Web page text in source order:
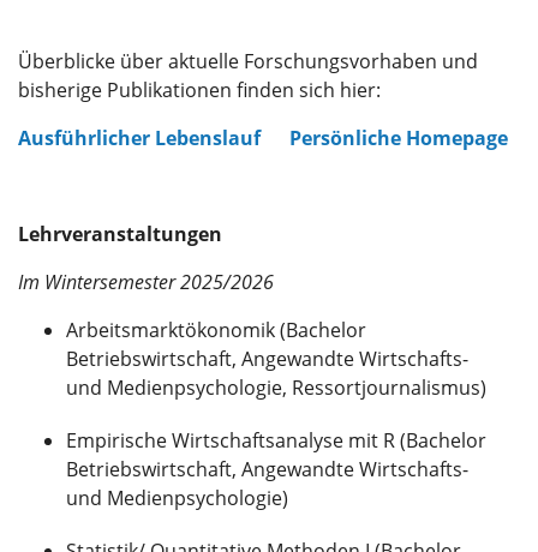
Überblicke über aktuelle Forschungsvorhaben und
bisherige Publikationen finden sich hier:
Ausführlicher Lebenslauf
Persönliche Homepage
Lehrveranstaltungen
Im Wintersemester 2025/2026
Arbeitsmarktökonomik (Bachelor
Betriebswirtschaft, Angewandte Wirtschafts-
und Medienpsychologie, Ressortjournalismus)
Empirische Wirtschaftsanalyse mit R (Bachelor
Betriebswirtschaft, Angewandte Wirtschafts-
und Medienpsychologie)